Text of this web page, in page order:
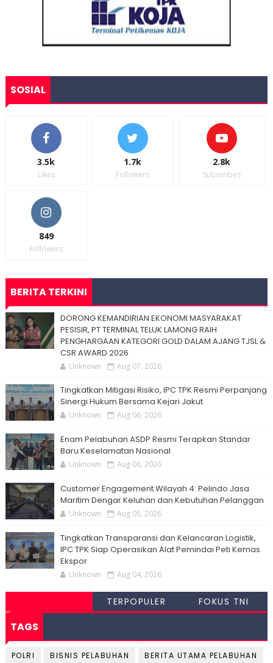
SOSIAL
3.5k
Likes
1.7k
Followers
2.8k
Subscribes
849
Followers
BERITA TERKINI
DORONG KEMANDIRIAN EKONOMI MASYARAKAT
PESISIR, PT TERMINAL TELUK LAMONG RAIH
PENGHARGAAN KATEGORI GOLD DALAM AJANG TJSL &
CSR AWARD 2026
Unknown Aug 07, 2026
Tingkatkan Mitigasi Risiko, IPC TPK Resmi Perpanjang
Sinergi Hukum Bersama Kejari Jakut
Unknown Aug 06, 2026
Enam Pelabuhan ASDP Resmi Terapkan Standar
Baru Keselamatan Nasional
Unknown Aug 06, 2026
Customer Engagement Wilayah 4: Pelindo Jasa
Maritim Dengar Keluhan dan Kebutuhan Pelanggan
Unknown Aug 05, 2026
Tingkatkan Transparansi dan Kelancaran Logistik,
IPC TPK Siap Operasikan Alat Pemindai Peti Kemas
Ekspor
Unknown Aug 04, 2026
TERPOPULER FOKUS TNI
TAGS
POLRI BISNIS PELABUHAN
BERITA UTAMA PELABUHAN